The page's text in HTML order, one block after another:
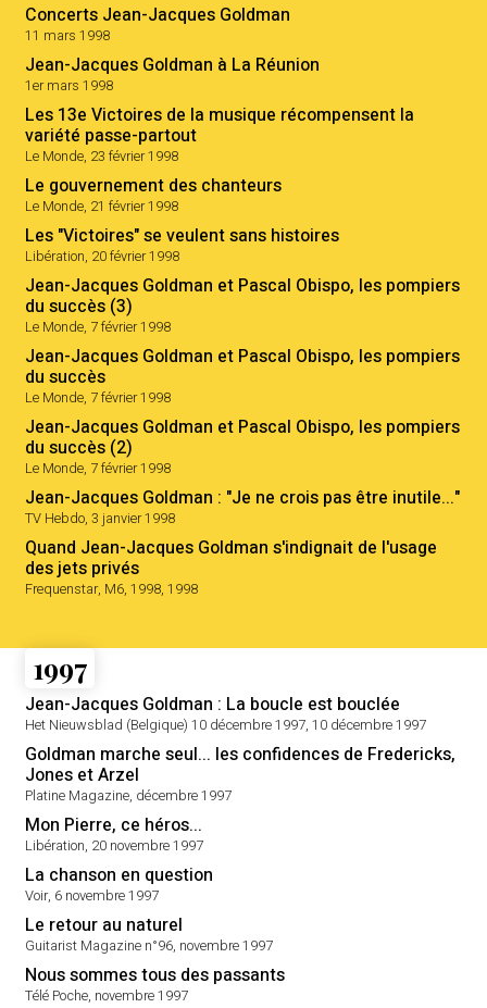
Concerts Jean-Jacques Goldman
11 mars 1998
Jean-Jacques Goldman à La Réunion
1er mars 1998
Les 13e Victoires de la musique récompensent la
variété passe-partout
Le Monde, 23 février 1998
Le gouvernement des chanteurs
Le Monde, 21 février 1998
Les "Victoires" se veulent sans histoires
Libération, 20 février 1998
Jean-Jacques Goldman et Pascal Obispo, les pompiers
du succès (3)
Le Monde, 7 février 1998
Jean-Jacques Goldman et Pascal Obispo, les pompiers
du succès
Le Monde, 7 février 1998
Jean-Jacques Goldman et Pascal Obispo, les pompiers
du succès (2)
Le Monde, 7 février 1998
Jean-Jacques Goldman : "Je ne crois pas être inutile..."
TV Hebdo, 3 janvier 1998
Quand Jean-Jacques Goldman s'indignait de l'usage
des jets privés
Frequenstar, M6, 1998, 1998
1997
Jean-Jacques Goldman : La boucle est bouclée
Het Nieuwsblad (Belgique) 10 décembre 1997, 10 décembre 1997
Goldman marche seul... les confidences de Fredericks,
Jones et Arzel
Platine Magazine, décembre 1997
Mon Pierre, ce héros...
Libération, 20 novembre 1997
La chanson en question
Voir, 6 novembre 1997
Le retour au naturel
Guitarist Magazine n°96, novembre 1997
Nous sommes tous des passants
Télé Poche, novembre 1997